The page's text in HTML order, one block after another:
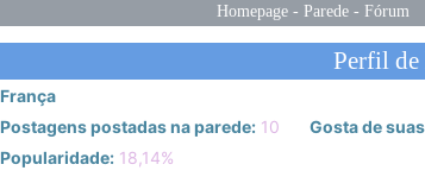
Homepage - Parede - Fórum
Perfil
França
Postagens postadas na parede:10 Gosta de
Popularidade:18,14%